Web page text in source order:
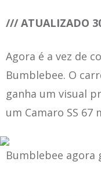
/// ATUALIZADO
Agora é a vez de
Bumblebee. O
ganha um visual
um Camaro SS 67
Bumblebee agora